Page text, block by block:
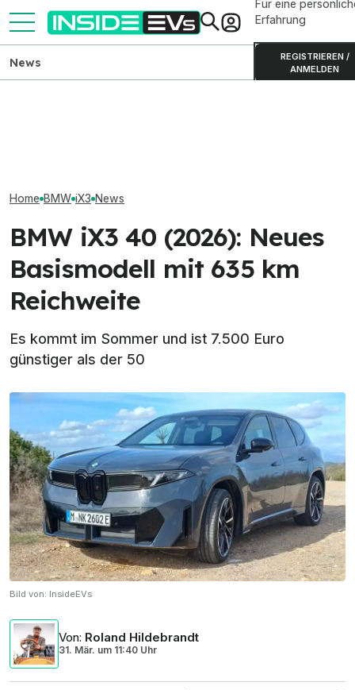
Für eine
Erfahrung
REGISTRIEREN /
ANMELDEN
News
Home BMW iX3 News
BMW iX3 40 (2026): Neues
Basismodell mit 635 km
Reichweite
Es kommt im Sommer und ist 7.500 Euro
günstiger als der 50
Bild von: InsideEVs
Von: Roland Hildebrandt
31. Mär. um 11:40 Uhr